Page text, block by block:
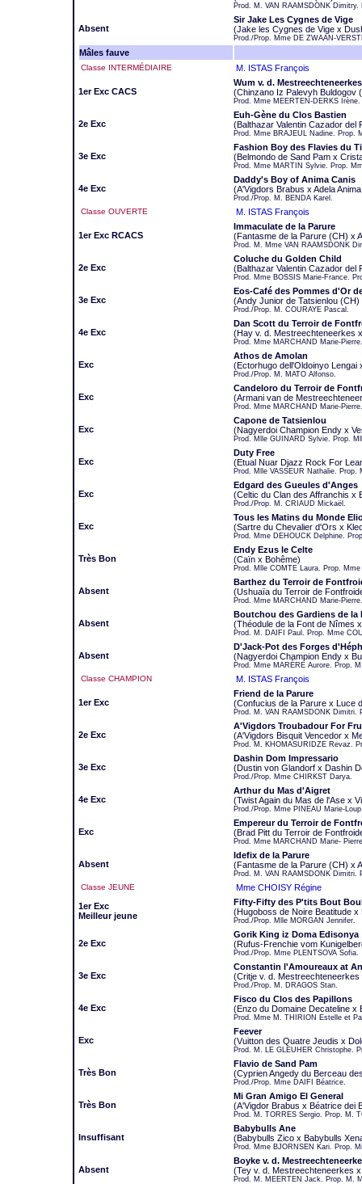
Prod. M. VAN RAAMSDONK
Absent
Sir Jake Les Cygnes de Vige
(Jake les Cygnes de Vige x
Prod./Prop. Mme DE ZWAAN-
Mâles fauve
Classe INTERMÉDIAIRE M. ISTAS François
1er Exc CACS
Wum v. d. Mestreechteneerkes
(Chinzano Iz Palevyh Buldogov
Prod. Mme MEERTEN-DERKS
2e Exc
Euh-Gène du Clos Bastien
(Balthazar Valentin Cazador
Prod. Mme BRAJEUL Nadine. Prop.
3e Exc
Fashion Boy des Flavies du
(Belmondo de Sand Pam x
Prod. Mme MARTIN Sylvie. Prop.
4e Exc
Daddy's Boy of Anima Canis
(A'Vigdors Brabus x Adela
Prod./Prop. M. BENDA Karel.
Classe OUVERTE M. ISTAS François
1er Exc RCACS
Immaculate de la Parure
(Fantasme de la Parure (CH) x
Prod. M. Mme VAN RAAMSDONK
2e Exc
Coluche du Golden Child
(Balthazar Valentin Cazador
Prod. Mme BOSSIS Marie-France.
3e Exc
Eos-Café des Pommes d'Or
(Andy Junior de Tatsienlou
Prod./Prop. M. COURAYE Pascal.
4e Exc
Dan Scott du Terroir de
(Hay v. d. Mestreechteneerkes
Prod. Mme MARCHAND Marie-
Exc
Athos de Amolan
(Ectorhugo dell'Oldoinyo Lengai
Prod./Prop. M. MATO Alfonso.
Exc
Candeloro du Terroir de
(Armani van de
Prod. Mme MARCHAND Marie-
Exc
Capone de Tatsienlou
(Nagyerdoi Champion Endy x
Prod. Mlle GUINARD Sylvie. Prop.
Exc
Duty Free
(Etual Nuar Djazz Rock For
Prod. Mlle VASSEUR Nathalie. Prop.
Exc
Edgard des Gueules d'Anges
(Celtic du Clan des Affranchis x
Prod./Prop. M. CRIAUD Mickaël.
Exc
Tous les Matins du Monde
(Sartre du Chevalier d'Ors x
Prod. Mme DEHOUCK Delphine.
Très Bon
Endy Ezus le Celte
(Caïn x Bohême)
Prod. Mlle COMTE Laura. Prop.
Absent
Barthez du Terroir de
(Ushuaïa du Terroir de
Prod. Mme MARCHAND Marie-
Absent
Boutchou des Gardiens de la
(Théodule de la Font de Nîmes
Prod. M. DAIFI Paul. Prop. Mme
Absent
D'Jack-Pot des Forges
(Nagyerdoi Champion Endy x
Prod. Mme MARÈRE Aurore. Prop.
Classe CHAMPION M. ISTAS François
1er Exc
Friend de la Parure
(Confucius de la Parure x Luce
Prod. M. VAN RAAMSDONK Dimitri.
2e Exc
A'Vigdors Troubadour For
(A'Vigdors Bisquit Vencedor x
Prod. M. KHOMASURIDZE Revaz.
3e Exc
Dashin Dom Impressario
(Dustin von Glandorf x Dashin
Prod./Prop. Mme CHIRKST Darya.
4e Exc
Arthur du Mas d'Aigret
(Twist Again du Mas de l'Ase x
Prod./Prop. Mme PINEAU Marie-
Exc
Empereur du Terroir de
(Brad Pitt du Terroir de
Prod. Mme MARCHAND Marie-
Absent
Idefix de la Parure
(Fantasme de la Parure (CH) x
Prod. M. VAN RAAMSDONK Dimitri.
Classe JEUNE
Mme CHOISY Régine
1er Exc
Meilleur jeune
Fifty-Fifty des P'tits Bout
(Hugoboss de Noire Beatitude
Prod./Prop. Mlle MORGAN Jennifer.
2e Exc
Gorik King iz Doma Edisonya
(Rufus-Frenchie vom
Prod./Prop. Mme PLENTSOVA Sofia.
3e Exc
Constantin l'Amoureaux at
(Critje v. d.
Prod./Prop. M. DRAGOS Stan.
4e Exc
Fisco du Clos des Papillons
(Enzo du Domaine Decateline x
Prod. Mme M. THIRION Estelle et
Exc
Feever
(Vuitton des Quatre Jeudis x
Prod. M. LE GLEUHER Christophe.
Très Bon
Flavio de Sand Pam
(Cyprien Angedy du Berceau
Prod./Prop. Mme DAIFI Béatrice.
Très Bon
Mi Gran Amigo El General
(A'Vigdor Brabus x Béatrice dei
Prod. M. TORRES Sergio. Prop. M.
Insuffisant
Babybulls Ane
(Babybulls Zico x Babybulls
Prod. Mme BJORNSEN Kari. Prop.
Absent
Boyke v. d.
(Tey v. d. Mestreechteneerkes
Prod. M. MEERTEN Jack. Prop. M.